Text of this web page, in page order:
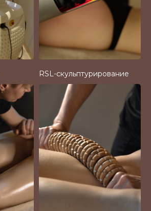
RSL-скульптурирование